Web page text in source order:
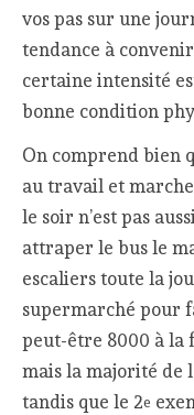
vos pas sur une
tendance à
certaine intensité
bonne condition
On comprend bien
au travail et
le soir n’est pas
attraper le bus le
escaliers toute la
supermarché pour
peut-être 8000 à la
mais la majorité de
tandis que le 2e